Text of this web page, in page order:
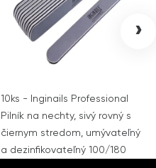
10ks - Inginails Professional
Pilník na nechty, sivý rovný s
čiernym stredom, umývateľný
a dezinfikovateľný 100/180
›